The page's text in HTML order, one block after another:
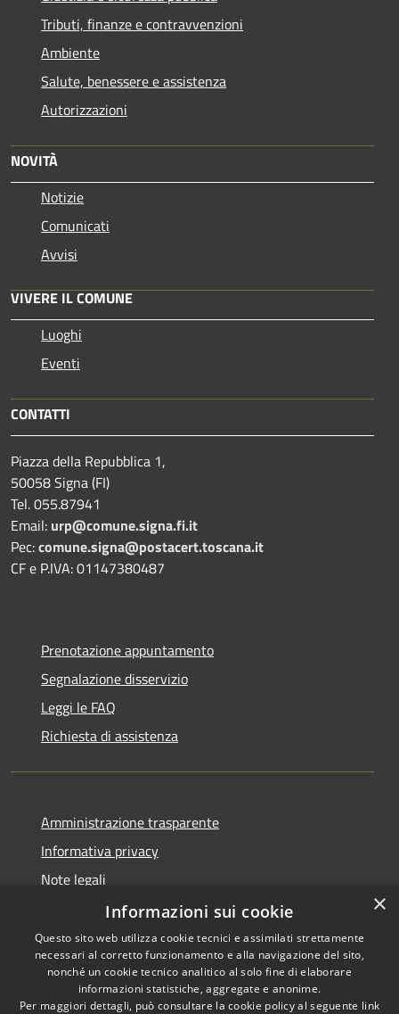
Tributi, finanze e contravvenzioni
Ambiente
Salute, benessere e assistenza
Autorizzazioni
NOVITÀ
Notizie
Comunicati
Avvisi
VIVERE IL COMUNE
Luoghi
Eventi
CONTATTI
Piazza della Repubblica 1,
50058 Signa (FI)
Tel. 055.87941
Email: urp@comune.signa.fi.it
Pec:comune.signa@postacert.toscana.it
CF e P.IVA: 01147380487
Prenotazione appuntamento
Segnalazione disservizio
Leggi le FAQ
Richiesta di assistenza
Amministrazione trasparente
Informativa privacy
Note legali
Dichiarazione di accessibilità
RSS
Copyright © 2026 • Comune di
×
Informazioni sui cookie
Questo sito web utilizza cookie tecnici e assimilati strettamente
necessari al corretto funzionamento e alla navigazione del sito,
nonché un cookie tecnico analitico al solo fine di elaborare
informazioni statistiche, aggregate e anonime.
Per maggiori dettagli, può consultare la cookie policy al seguente link